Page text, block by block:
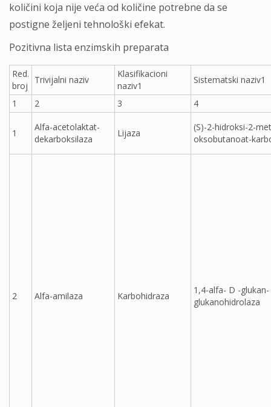
količini koja nije veća od količine potrebne da se
postigne želјeni tehnološki efekat.
Pozitivna lista enzimskih preparata
Red.
broj
Trivijalni naziv
Klasifikacioni
naziv1
Sistematski naziv1
1 2 3 4
1
Alfa-acetolaktat-
dekarboksilaza
Lijaza
(S)-2-hidroksi-2-
oksobutanoat-
2 Alfa-amilaza Karbohidraza
1,4-alfa- D -glukan-
glukanohidrolaza